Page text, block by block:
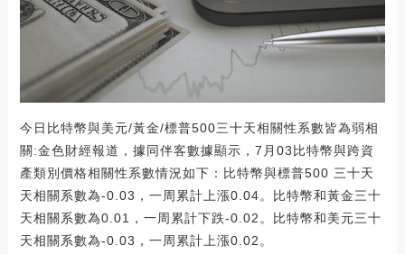
今日比特幣與美元/黃金/標普500三十天相關性系數皆為弱相
關:金色財經報道，據同伴客數據顯示，7月03比特幣與跨資
產類別價格相關性系數情況如下：比特幣與標普500 三十天
天相關系數為-0.03，一周累計上漲0.04。比特幣和黃金三十
天相關系數為0.01，一周累計下跌-0.02。比特幣和美元三十
天相關系數為-0.03，一周累計上漲0.02。